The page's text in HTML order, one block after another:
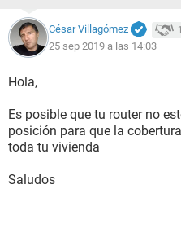
César Villagómez
25 sep 2019 a las 14:03
Hola,
Es posible que tu router no
posición para que la
toda tu vivienda
Saludos